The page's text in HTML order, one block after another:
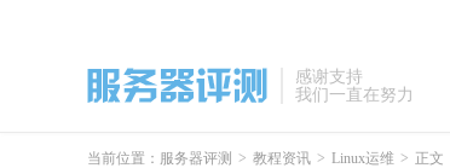
感谢支持
我们一直在努力
当前位置： 服务器评测 > 教程资讯 > Linux运维 > 正文